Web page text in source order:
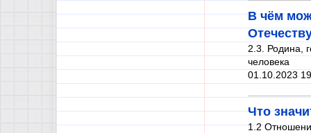
В чём
2.3. Родина,
человека
01.10.2023
Что
1.2